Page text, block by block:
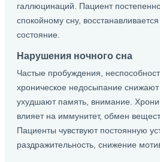
галлюцинаций. Пациент
спокойному сну,
состояние.
Нарушения ночного сна
Частые пробуждения,
хроническое недосыпание снижают
ухудшают память, внимание.
влияет на иммунитет, обмен
Пациенты чувствуют постоянную
раздражительность, снижение